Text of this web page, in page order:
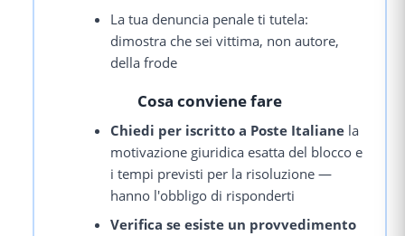
La tua denuncia penale ti tutela:
dimostra che sei vittima, non autore,
della frode
Cosa conviene fare
Chiedi per iscritto a Poste Italiane la
motivazione giuridica esatta del blocco e
i tempi previsti per la risoluzione —
hanno l'obbligo di risponderti
Verifica se esiste un provvedimento